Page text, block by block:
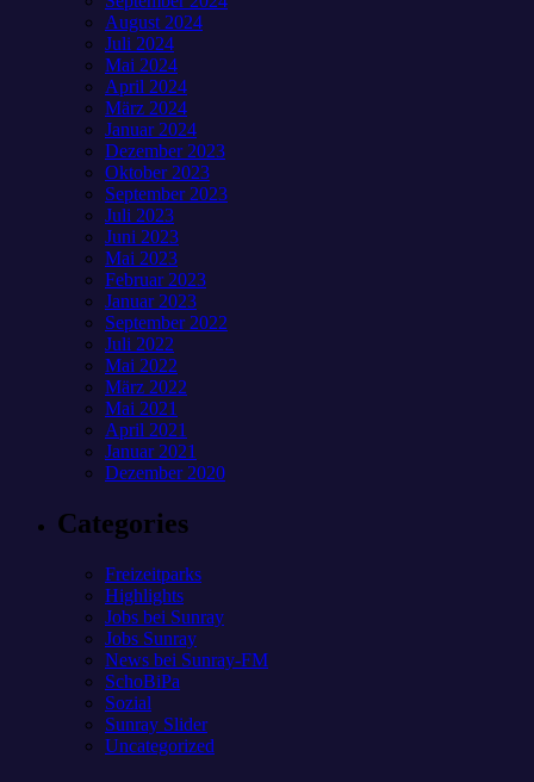
August 2024
Juli 2024
Mai 2024
April 2024
März 2024
Januar 2024
Dezember 2023
Oktober 2023
September 2023
Juli 2023
Juni 2023
Mai 2023
Februar 2023
Januar 2023
September 2022
Juli 2022
Mai 2022
März 2022
Mai 2021
April 2021
Januar 2021
Dezember 2020
Categories
Freizeitparks
Highlights
Jobs bei Sunray
Jobs Sunray
News bei Sunray-FM
SchoBiPa
Sozial
Sunray Slider
Uncategorized